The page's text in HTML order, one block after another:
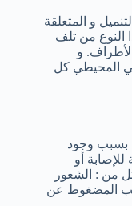
و المتعلقة
النوع من تلف
و
المحيطي كل
بسبب وجود
أو
من : الشعور
المضغوط عن